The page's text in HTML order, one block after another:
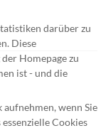
darüber zu
Diese
Homepage zu
ist - und die
wenn Sie
essenzielle Cookies